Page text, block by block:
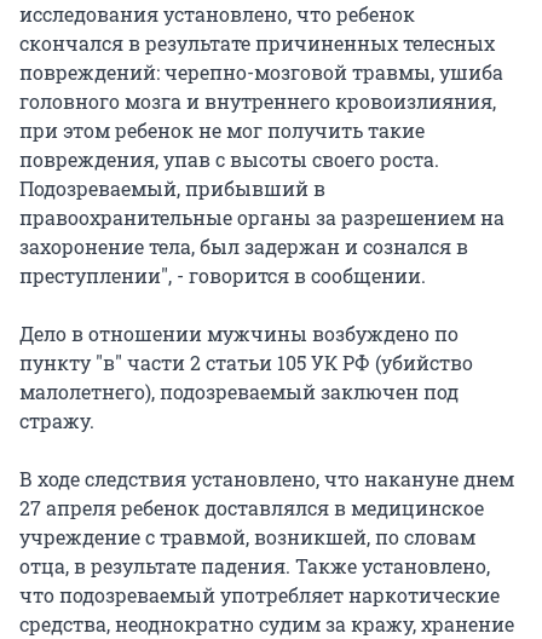
исследования установлено, что ребенок
скончался в результате причиненных телесных
повреждений: черепно-мозговой травмы, ушиба
головного мозга и внутреннего кровоизлияния,
при этом ребенок не мог получить такие
повреждения, упав с высоты своего роста.
Подозреваемый, прибывший в
правоохранительные органы за разрешением на
захоронение тела, был задержан и сознался в
преступлении", - говорится в сообщении.
Дело в отношении мужчины возбуждено по
пункту "в" части 2 статьи 105 УК РФ (убийство
малолетнего), подозреваемый заключен под
стражу.
В ходе следствия установлено, что накануне днем
27 апреля ребенок доставлялся в медицинское
учреждение с травмой, возникшей, по словам
отца, в результате падения. Также установлено,
что подозреваемый употребляет наркотические
средства, неоднократно судим за кражу, хранение